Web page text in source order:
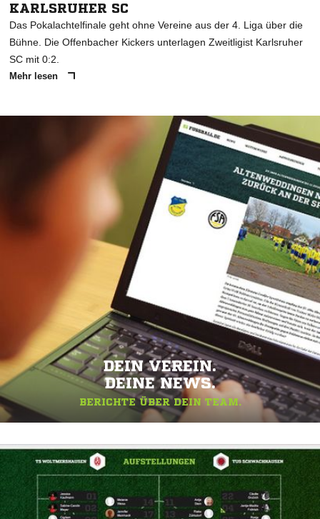
KARLSRUHER SC
Das Pokalachtelfinale geht ohne Vereine aus der 4. Liga über die
Bühne. Die Offenbacher Kickers unterlagen Zweitligist Karlsruher
SC mit 0:2.
Mehr lesen
DEIN VEREIN.
DEINE NEWS.
BERICHTE ÜBER DEIN TEAM.